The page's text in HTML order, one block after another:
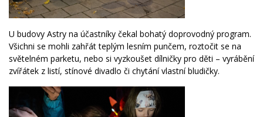
U budovy Astry na účastníky čekal bohatý doprovodný program.
Všichni se mohli zahřát teplým lesním punčem, roztočit se na
světelném parketu, nebo si vyzkoušet dílničky pro děti – vyrábění
zvířátek z listí, stínové divadlo či chytání vlastní bludičky.